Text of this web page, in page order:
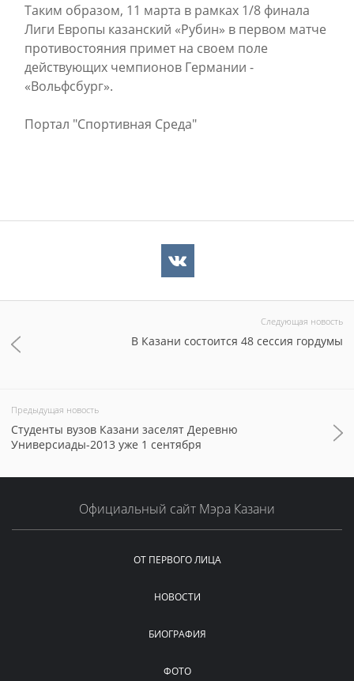
Таким образом, 11 марта в рамках 1/8 финала
Лиги Европы казанский «Рубин» в первом матче
противостояния примет на своем поле
действующих чемпионов Германии -
«Вольфсбург».
Портал "Спортивная Среда"
Следующая новость
В Казани состоится 48 сессия гордумы
Предыдущая новость
Студенты вузов Казани заселят Деревню
Универсиады-2013 уже 1 сентября
Официальный сайт Мэра Казани
ОТ ПЕРВОГО ЛИЦА
НОВОСТИ
БИОГРАФИЯ
ФОТО